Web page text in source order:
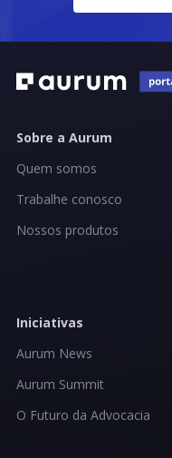
Sobre a Aurum
Quem somos
Trabalhe conosco
Nossos produtos
Iniciativas
Aurum News
Aurum Summit
O Futuro da Advocacia